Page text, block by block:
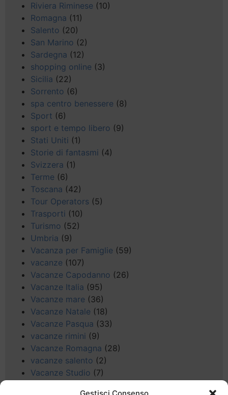
Riviera Riminese (10)
Romagna (11)
Salento (20)
San Marino (2)
Sardegna (12)
shopping online (3)
Sicilia (22)
Sorrento (6)
spa centro benessere (8)
Sport (6)
sport e tempo libero (9)
Stati Uniti (1)
Storie di fantasmi (4)
Svizzera (1)
Terme (6)
Toscana (42)
Tour Operators (5)
Trasporti (10)
Turismo (52)
Umbria (9)
Vacanza per Famiglie (59)
vacanze (107)
Vacanze Capodanno (26)
Vacanze Italia (95)
Vacanze mare (36)
Vacanze Natale (18)
Vacanze Pasqua (33)
vacanze rimini (9)
Vacanze Romagna (28)
vacanze salento (2)
Vacanze Studio (7)